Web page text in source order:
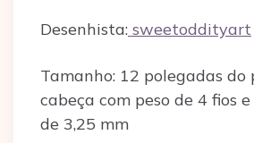
Desenhista: sweetoddityart
Tamanho: 12 polegadas do
cabeça com peso de 4 fios
de 3,25 mm